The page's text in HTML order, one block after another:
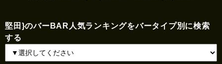
堅田}のバーBAR人気ランキングをバータイプ別に検索
する